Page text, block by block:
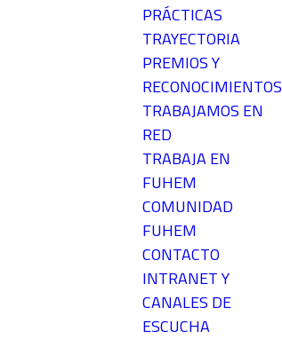
PRÁCTICAS
TRAYECTORIA
PREMIOS Y
RECONOCIMIENTOS
TRABAJAMOS EN
RED
TRABAJA EN
FUHEM
COMUNIDAD
FUHEM
CONTACTO
INTRANET Y
CANALES DE
ESCUCHA